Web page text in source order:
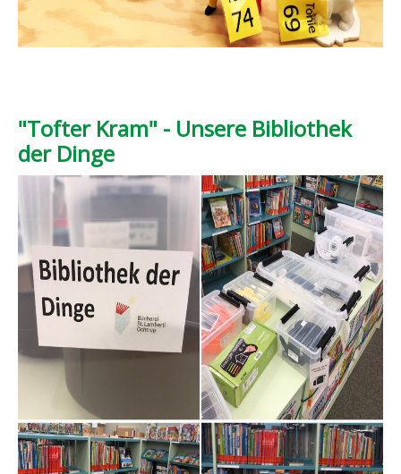
"Tofter Kram" - Unsere Bibliothek
der Dinge